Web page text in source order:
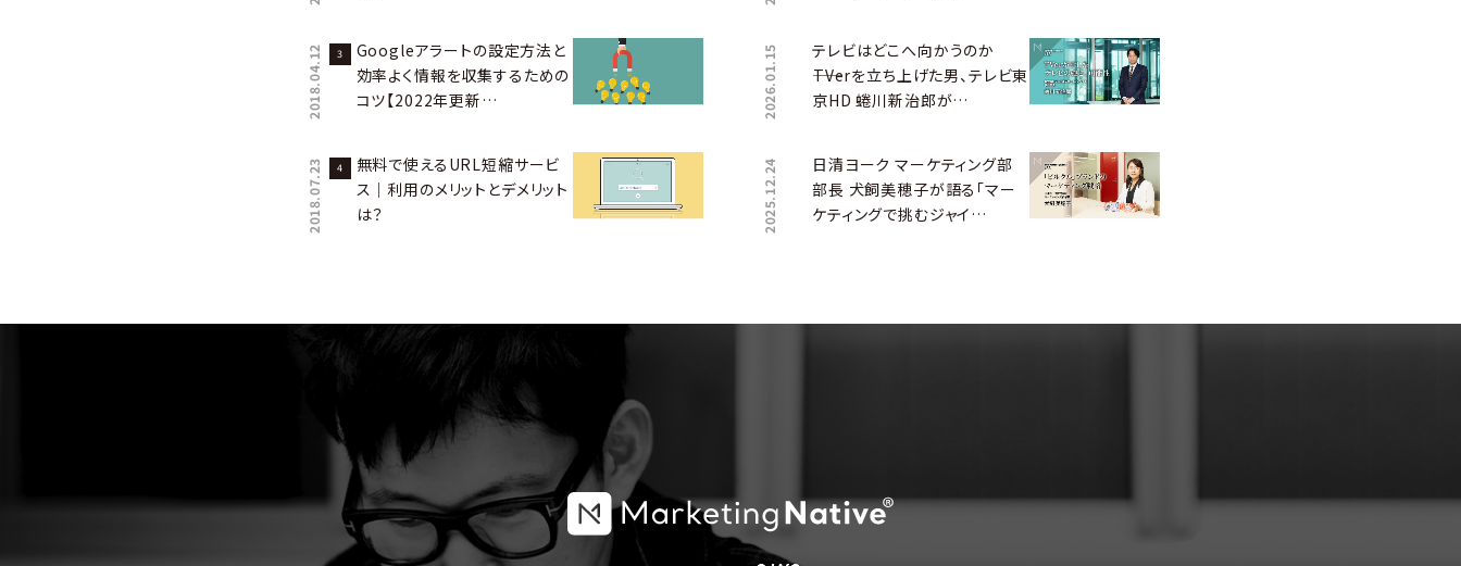
2018.04.12
Googleアラートの設定方法と
効率よく情報を収集するための
コツ【2022年更新…
2018.07.23
無料で使えるURL短縮サービ
ス｜利用のメリットとデメリット
は？
2026.01.15
テレビはどこへ向かうのか
――TVerを立ち上げた男、テレビ東
京HD 蜷川新治郎が…
2025.12.24
日清ヨーク マーケティング部
部長 犬飼美穂子が語る「マー
ケティングで挑むジャイ…